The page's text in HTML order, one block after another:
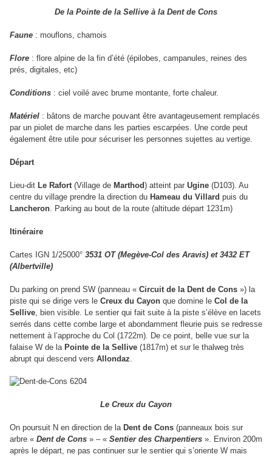
De la Pointe de la Sellive à la Dent de Cons
Faune : mouflons, chamois
Flore : flore alpine de la fin d’été (épilobes, campanules, reines des
prés, digitales, etc)
Conditions : ciel voilé avec brume montante, forte chaleur.
Matériel : bâtons de marche pouvant être avantageusement remplacés
par un piolet de marche dans les parties escarpées. Une corde peut
également être utile pour sécuriser les personnes sujettes au vertige.
Départ
Lieu-dit Le Rafort(Village de Marthod) atteint par Ugine (D103). Au
centre du village prendre la direction du Hameau du Villard puis du
Lancheron. Parking au bout de la route (altitude départ 1231m)
Itinéraire
Cartes IGN 1/25000° 3531 OT (Megève-Col des Aravis) et 3432 ET
(Albertville)
Du parking on prend SW (panneau « Circuit de la Dent de Cons ») la
piste qui se dirige vers le Creux du Cayon que domine le Col de la
Sellive, bien visible. Le sentier qui fait suite à la piste s’élève en lacets
serrés dans cette combe large et abondamment fleurie puis se redresse
nettement à l’approche du Col (1722m). De ce point, belle vue sur la
falaise W de la Pointe de la Sellive (1817m) et sur le thalweg très
abrupt qui descend vers Allondaz.
Le Creux du Cayon
On poursuit N en direction de la Dent de Cons (panneaux bois sur
arbre « Dent de Cons » – « Sentier des Charpentiers ». Environ 200m
après le départ, ne pas continuer sur le sentier qui s’oriente W mais